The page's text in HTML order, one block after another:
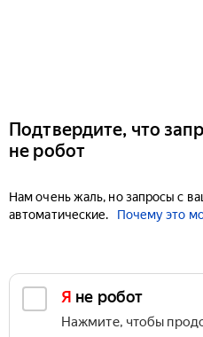
Подтвердите, что
не робот
Нам очень жаль, но запросы с
автоматические.
Почему это
Я не робот
Нажмите, чтобы